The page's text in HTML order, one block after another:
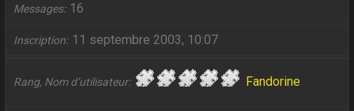
Messages 16
Inscription 11 septembre 2003, 10:07
Rang, Nom d’utilisateur Fandorine